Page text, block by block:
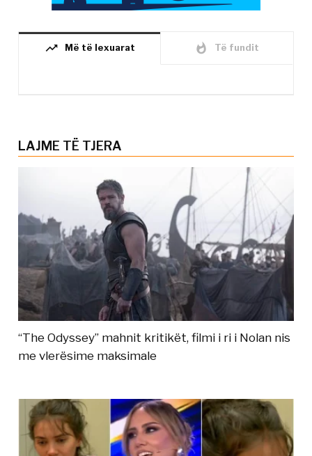
trending_up Më të lexuarat whatshot Të fundit
LAJME TË TJERA
“The Odyssey” mahnit kritikët, filmi i ri i Nolan nis
me vlerësime maksimale